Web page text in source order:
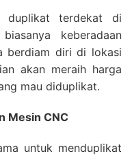
duplikat terdekat di
keberadaan
berdiam diri di lokasi
akan meraih harga
mau diduplikat.
Mesin CNC
untuk menduplikat